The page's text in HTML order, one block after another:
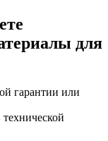
для
гарантии или